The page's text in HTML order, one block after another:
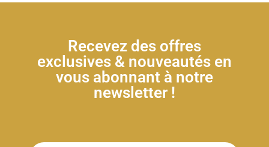
Recevez des offres
exclusives & nouveautés en
vous abonnant à notre
newsletter !